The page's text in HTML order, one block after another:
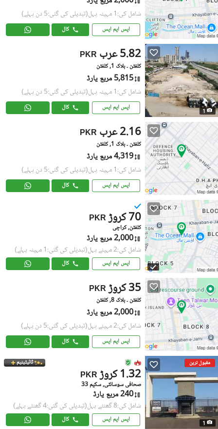
شامل کی:1 مہینہ پہل (تبدیلی کی گئی:5 دن پہلے)
ایس ایم ایس کال
1
PKR 5.82 عرب
کلفٹن ۔ بلاک 1, کلفٹن
5,815 مربع یارڈ
شامل کی:1 مہینہ پہل (تبدیلی کی گئی:5 دن پہلے)
ایس ایم ایس کال
PKR 2.16 عرب
کلفٹن ۔ بلاک 1, کلفٹن
4,319 مربع یارڈ
شامل کی:1 مہینہ پہل (تبدیلی کی گئی:5 دن پہلے)
ایس ایم ایس کال
PKR 70 کروڑ
کلفٹن, کراچی
2,000 مربع یارڈ
شامل کی:2 مہینے پہل (تبدیلی کی گئی:1 مہینہ پہلے)
ایس ایم ایس کال
PKR 35 کروڑ
کلفٹن ۔ بلاک 8, کلفٹن
2,000 مربع یارڈ
شامل کی:2 مہینے پہل (تبدیلی کی گئی:5 دن پہلے)
ایس ایم ایس کال
مقبول ترین
1
ٹائیٹینیم
PKR 1.32 کروڑ
صحافی سوسائٹی, سکیم 33
240 مربع یارڈ
شامل کی:8 گھنٹے پہل (تبدیلی کی گئی:4 گھنٹے پہلے)
ایس ایم ایس کال